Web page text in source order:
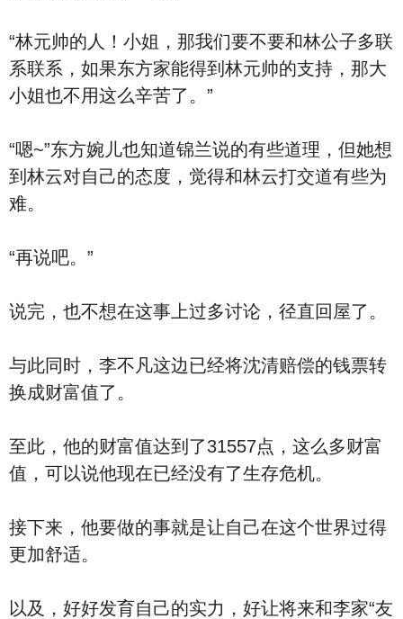
“林元帅的人！小姐，那我们要不要和林公子多联
系联系，如果东方家能得到林元帅的支持，那大
小姐也不用这么辛苦了。”
“嗯~”东方婉儿也知道锦兰说的有些道理，但她想
到林云对自己的态度，觉得和林云打交道有些为
难。
“再说吧。”
说完，也不想在这事上过多讨论，径直回屋了。
与此同时，李不凡这边已经将沈清赔偿的钱票转
换成财富值了。
至此，他的财富值达到了31557点，这么多财富
值，可以说他现在已经没有了生存危机。
接下来，他要做的事就是让自己在这个世界过得
更加舒适。
以及，好好发育自己的实力，好让将来和李家“友